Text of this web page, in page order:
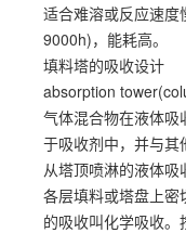
适合难溶或反应速
9000h)，能耗高。
填料塔的吸收设计
absorption
气体混合物在液体
于吸收剂中，并与其
从塔顶喷淋的液体
各层填料或塔盘上
的吸收叫化学吸收